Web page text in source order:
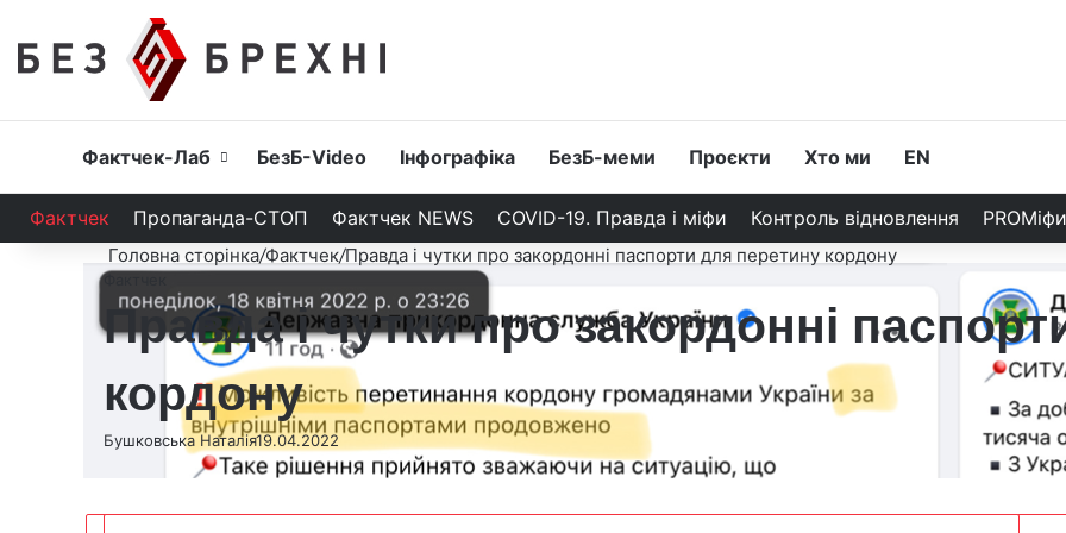
Головна
Фактчек-Лаб БезБ-Video Інфографіка БезБ-меми Проєкти Хто ми EN
Фактчек Пропаганда-СТОП Фактчек NEWS COVID-19. Правда і міфи Контроль відновлення PROМіфи
Головна сторінка/Фактчек/Правда і чутки про закордонні паспорти для перетину кордону
Фактчек
Правда і чутки про закордонні
кордону
Бушковська Наталія19.04.2022